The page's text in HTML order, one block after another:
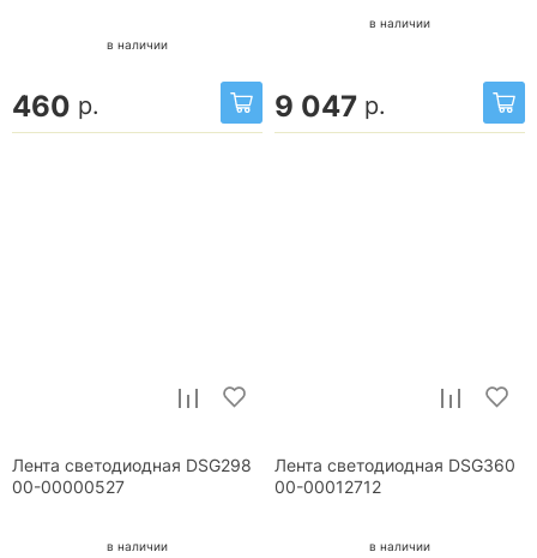
в наличии
460 р.
в наличии
9 047 р.
Лента светодиодная DSG298
00-00000527
в наличии
Лента светодиодная DSG360
00-00012712
в наличии